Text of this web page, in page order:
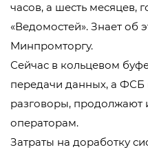
часов, а шесть месяцев,
«Ведомостей». Знает об
Минпромторгу.
Сейчас в кольцевом
передачи данных, а ФСБ
разговоры, продолжают
операторам.
Затраты на доработку